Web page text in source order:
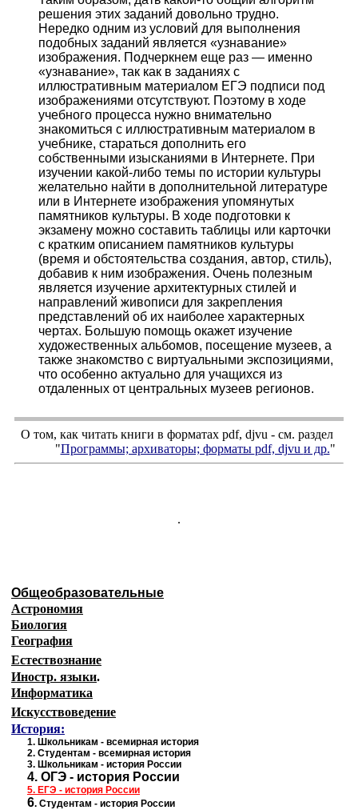
решения этих заданий довольно трудно.
Нередко одним из условий для выполнения
подобных заданий является «узнавание»
изображения. Подчеркнем еще раз — именно
«узнавание», так как в заданиях с
иллюстративным материалом ЕГЭ подписи под
изображениями отсутствуют. Поэтому в ходе
учебного процесса нужно внимательно
знакомиться с иллюстративным материалом в
учебнике, стараться дополнить его
собственными изысканиями в Интернете. При
изучении какой-либо темы по истории культуры
желательно найти в дополнительной литературе
или в Интернете изображения упомянутых
памятников культуры. В ходе подготовки к
экзамену можно составить таблицы или карточки
с кратким описанием памятников культуры
(время и обстоятельства создания, автор, стиль),
добавив к ним изображения. Очень полезным
является изучение архитектурных стилей и
направлений живописи для закрепления
представлений об их наиболее характерных
чертах. Большую помощь окажет изучение
художественных альбомов, посещение музеев, а
также знакомство с виртуальными экспозициями,
что особенно актуально для учащихся из
отдаленных от центральных музеев регионов.
О том, как читать книги в форматах pdf, djvu - см. раздел
"Программы; архиваторы; форматы pdf, djvu и др."
.
Общеобразовательные
Астрономия
Биология
География
Естествознание
Иностр. языки.
Информатика
Искусствоведение
История:
1. Школьникам - всемирная история
2. Студентам - всемирная история
3. Школьникам - история России
4. ОГЭ - история России
5. ЕГЭ - история России
6. Студентам - история России